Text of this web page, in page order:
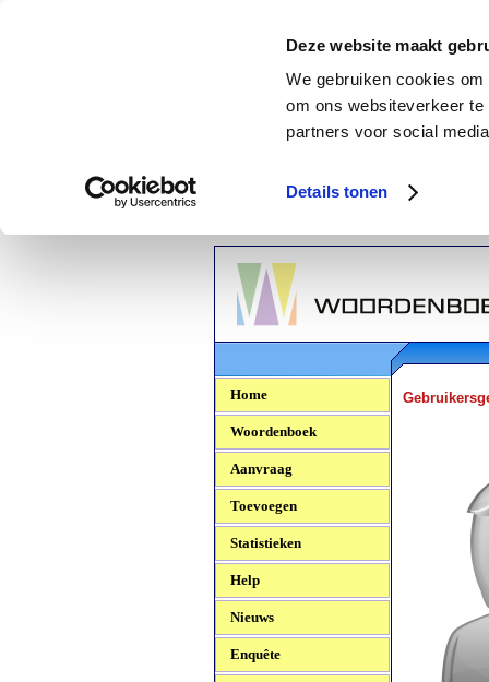
Deze website maakt
We gebruiken cookies
om ons websiteverkeer
partners voor social
Details tonen
Woordenboek.NU
Home
Woordenboek
Aanvraag
Toevoegen
Statistieken
Help
Nieuws
Enquête